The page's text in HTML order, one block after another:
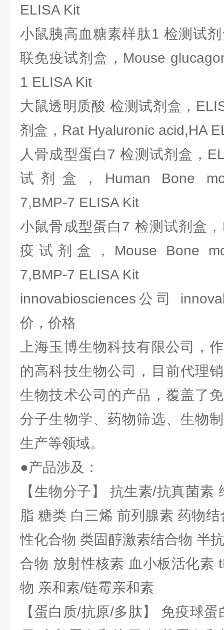
ELISA Kit
小鼠胰高血糖素样肽1 检测试
联免疫试剂盒，Mouse
1 ELISA Kit
大鼠透明质酸 检测试剂盒，
剂盒，Rat Hyaluronic acid,HA
人骨成型蛋白7 检测试剂盒，
试剂盒，Human Bone
7,BMP-7 ELISA Kit
小鼠骨成型蛋白7 检测试剂盒
疫试剂盒，Mouse Bone
7,BMP-7 ELISA Kit
innovabiosciences公司
价，价格
上海玉博生物科技有限公司，
的高科技生物公司，目前代理
生物技术公司的产品，覆盖了
分子生物学、药物筛选、生物
生产等领域。
●产品涉及：
【生物分子】 抗生素/抗真菌素
脂 糖类 白三烯 前列腺素 药物
性化合物 类固醇激素结合物 半
合物 放射性核素 血小板活化素
物 亲和素/链霉亲和素
【蛋白质/抗原/多肽】 免疫球